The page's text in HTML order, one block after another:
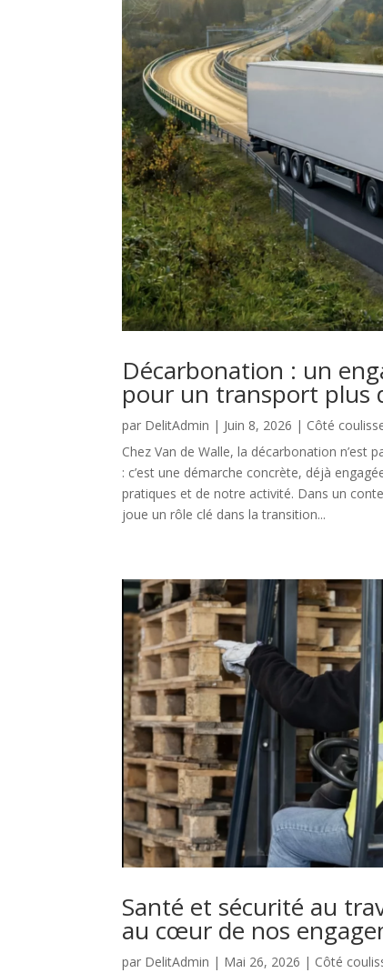
Décarbonation : un
pour un transport plus
par DelitAdmin | Juin 8, 2026 | Côté
Chez Van de Walle, la décarbonation n’est
: c’est une démarche concrète, déjà
pratiques et de notre activité. Dans un
joue un rôle clé dans la transition...
Santé et sécurité au
au cœur de nos
par DelitAdmin | Mai 26, 2026 | Côté